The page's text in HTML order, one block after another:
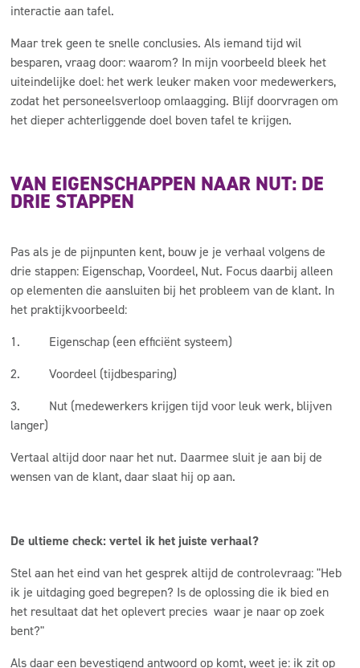
interactie aan tafel.
Maar trek geen te snelle conclusies. Als iemand tijd wil
besparen, vraag door: waarom? In mijn voorbeeld bleek het
uiteindelijke doel: het werk leuker maken voor medewerkers,
zodat het personeelsverloop omlaagging. Blijf doorvragen om
het dieper achterliggende doel boven tafel te krijgen.
VAN EIGENSCHAPPEN NAAR NUT: DE
DRIE STAPPEN
Pas als je de pijnpunten kent, bouw je je verhaal volgens de
drie stappen: Eigenschap, Voordeel, Nut. Focus daarbij alleen
op elementen die aansluiten bij het probleem van de klant. In
het praktijkvoorbeeld:
1. Eigenschap (een efficiënt systeem)
2. Voordeel (tijdbesparing)
3. Nut (medewerkers krijgen tijd voor leuk werk, blijven
langer)
Vertaal altijd door naar het nut. Daarmee sluit je aan bij de
wensen van de klant, daar slaat hij op aan.
De ultieme check: vertel ik het juiste verhaal?
Stel aan het eind van het gesprek altijd de controlevraag: "Heb
ik je uitdaging goed begrepen? Is de oplossing die ik bied en
het resultaat dat het oplevert precies waar je naar op zoek
bent?"
Als daar een bevestigend antwoord op komt, weet je: ik zit op